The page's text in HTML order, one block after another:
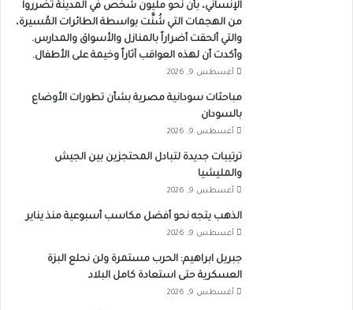
الإنساني، بأن نحو مليون شخص في المدينة تضرروا
من الهجمات التي شُنَّت بواسطة الطائرات المُسيرة،
والتي ألحقت أضراراً بالمنازل والأسواق والمدارس.
وأكدت أن لهذه العواقب آثاراً وخيمة على الأطفال.
أغسطس 9, 2026
مباحثات سودانية مصرية بشأن تطورات الأوضاع
بالسودان
أغسطس 9, 2026
ترتيبات جديدة لتبادل المحتجزين بين الجيش
والمليشيا
أغسطس 9, 2026
الذهب يتجه نحو أفضل مكاسب أسبوعية منذ يناير
أغسطس 9, 2026
جبريل ابراهيم: الحرب مستمرة ولن نحلع البزة
العسكرية حتى استعادة كامل البلاد
أغسطس 9, 2026